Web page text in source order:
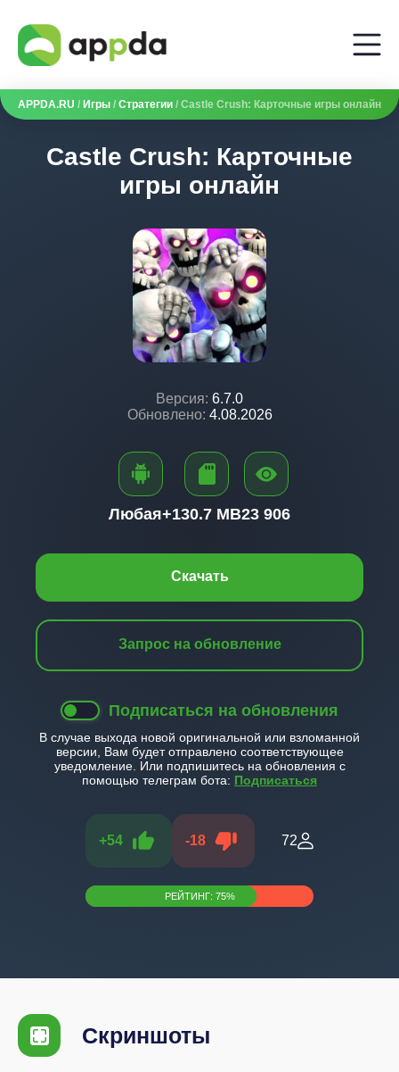
APPDA.RU / Игры / Стратегии / Castle Crush: Карточные игры онлайн
Castle Crush: Карточные
игры онлайн
Версия: 6.7.0
Обновлено: 4.08.2026
Скачать
Запрос на обновление
Подписаться на обновления
В случае выхода новой оригинальной или взломанной
версии, Вам будет отправлено соответствующее
уведомление. Или подпишитесь на обновления с
помощью телеграм бота: Подписаться
+54 -18 72
РЕЙТИНГ: 75%
Любая+130.7 MB23 906
Скриншоты